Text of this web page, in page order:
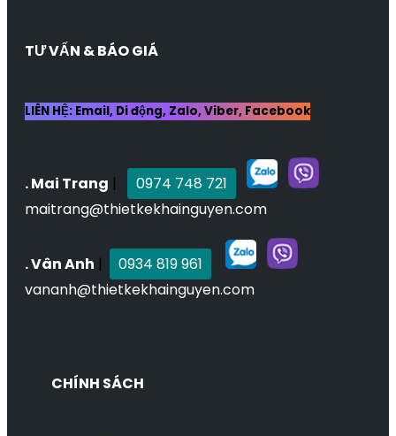
TƯ VẤN & BÁO GIÁ
LIÊN HỆ: Email, Di động, Zalo, Viber, Facebook
. Mai Trang |
0974 748 721
maitrang@thietkekhainguyen.com
. Vân Anh |
0934 819 961
vananh@thietkekhainguyen.com
CHÍNH SÁCH